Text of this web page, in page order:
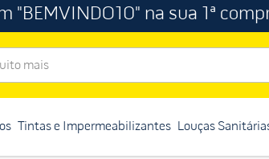
"BEMVINDO10" na sua 1ª
mais
Tintas e Impermeabilizantes Louças